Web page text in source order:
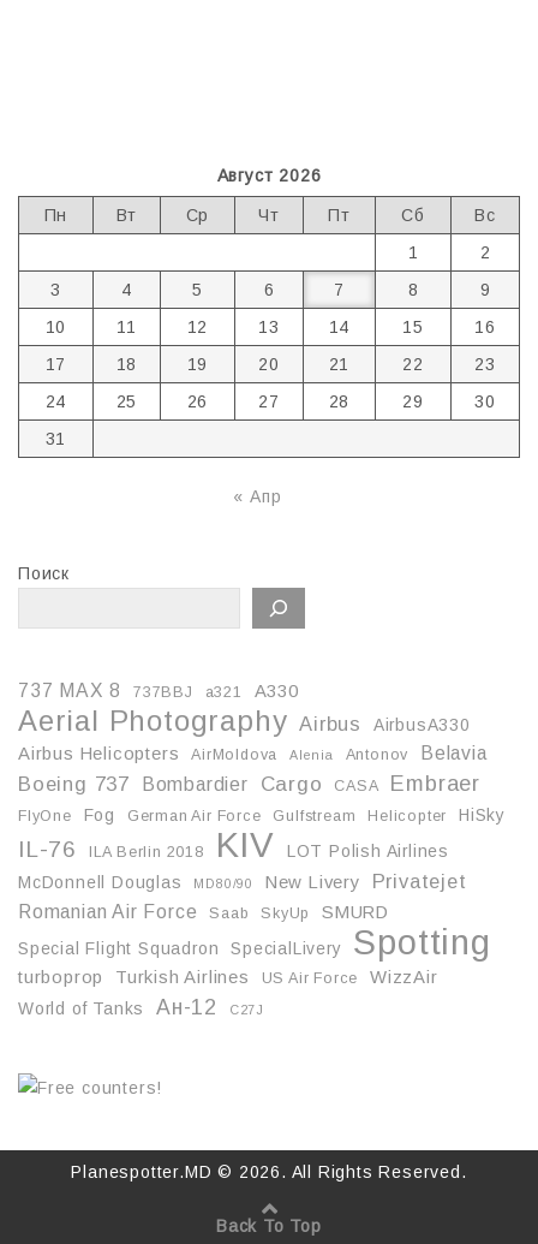
Август 2026
Пн Вт Ср Чт Пт Сб
Вс
1
2
3
4 5 6 7 8
9
10
11 12 13 14 15
16
17
18 19 20 21 22
23
24
25 26 27 28 29
30
31
« Апр
Поиск
737 MAX 8 737BBJ a321 A330
Aerial Photography Airbus
AirbusA330
Airbus Helicopters
AirMoldova Alenia Antonov Belavia
Boeing 737 Bombardier Cargo CASA Embraer
FlyOne Fog German Air Force Gulfstream Helicopter HiSky
IL-76 ILA Berlin 2018 KIV
LOT Polish Airlines
McDonnell Douglas
MD80/90 New Livery Privatejet
Romanian Air Force Saab SkyUp
SMURD
Special Flight Squadron
SpecialLivery Spotting
turboprop Turkish Airlines US Air Force
WizzAir
World of Tanks
Ан-12 С27J
Planespotter.MD © 2026. All Rights Reserved.
Back To Top